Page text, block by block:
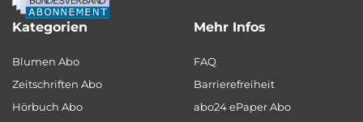
Kategorien
Blumen Abo
Zeitschriften Abo
Hörbuch Abo
Mehr Infos
FAQ
Barrierefreiheit
abo24 ePaper Abo